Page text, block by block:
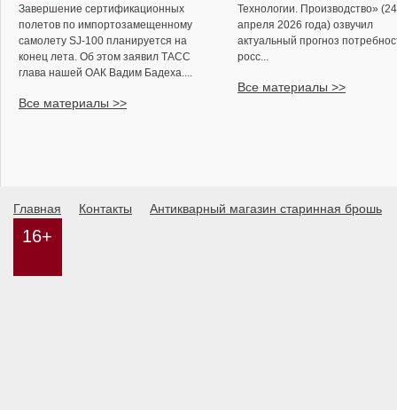
Завершение сертификационных
полетов по импортозамещенному
самолету SJ-100 планируется на
конец лета. Об этом заявил ТАСС
глава нашей ОАК Вадим Бадеха....
Все материалы >>
Технологии. Производство» (24
апреля 2026 года) озвучил
актуальный прогноз
росс...
Все материалы >>
Главная Контакты Антикварный магазин старинная брошь
16+